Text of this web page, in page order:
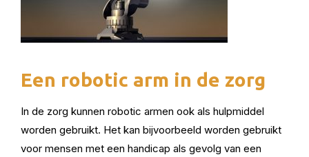
Een robotic arm in de zorg
In de zorg kunnen robotic armen ook als hulpmiddel
worden gebruikt. Het kan bijvoorbeeld worden gebruikt
voor mensen met een handicap als gevolg van een